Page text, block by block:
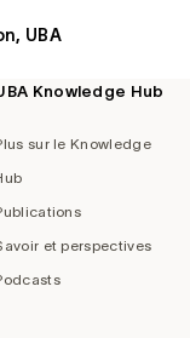
UBA
Knowledge Hub
sur le Knowledge
et perspectives